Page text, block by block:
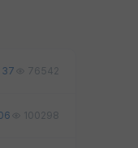
37 76542
100298